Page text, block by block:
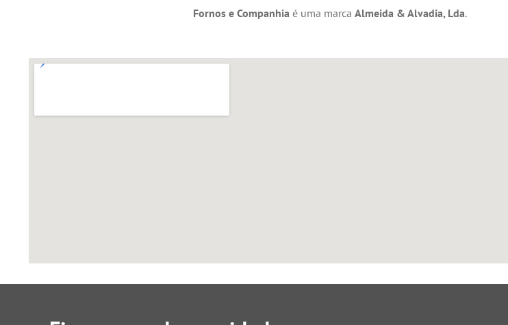
Fornos e Companhia é uma marca Almeida & Alvadia, Lda.